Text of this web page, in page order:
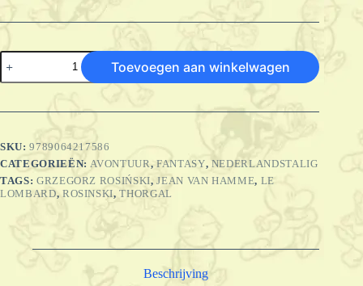
Thorgal
SC
-
van
de
bergen
aantal
Toevoegen aan winkelwagen
SKU:9789064217586
CATEGORIEËN: AVONTUUR, FANTASY, NEDERLANDSTALIG
TAGS: GRZEGORZ ROSIŃSKI,JEAN VAN HAMME, LE
LOMBARD, ROSINSKI,THORGAL
Beschrijving